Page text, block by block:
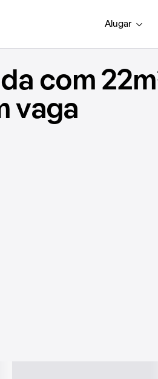
Alugar
com
vaga